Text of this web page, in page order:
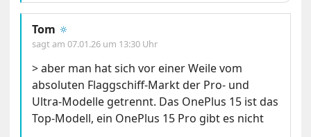
Tom 🔅
sagt am07.01.26 um 13:30 Uhr
> aber man hat sich vor einer Weile vom
absoluten Flaggschiff-Markt der Pro- und
Ultra-Modelle getrennt. Das OnePlus 15 ist das
Top-Modell, ein OnePlus 15 Pro gibt es nicht